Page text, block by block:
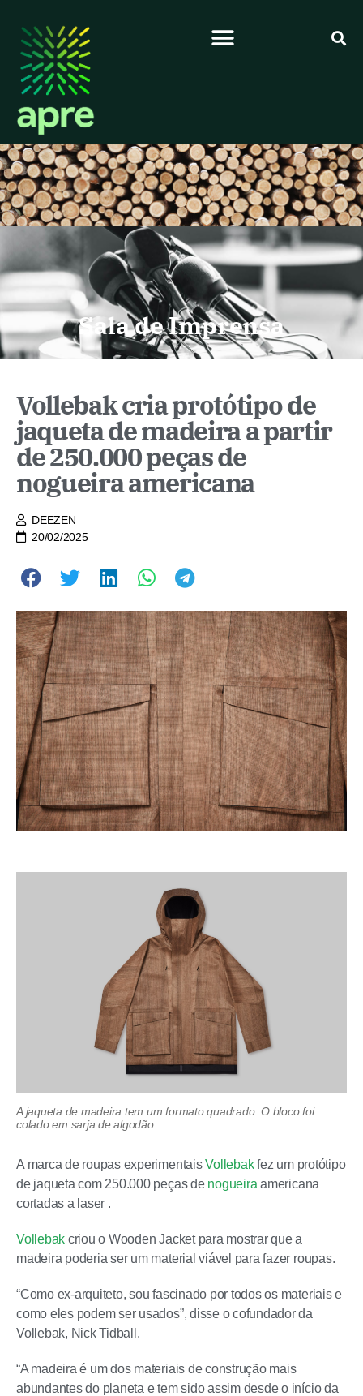
Sala de Imprensa
Vollebak cria protótipo de
jaqueta de madeira a partir
de 250.000 peças de
nogueira americana
DEEZEN
20/02/2025
A jaqueta de madeira tem um formato quadrado. O bloco foi
colado em sarja de algodão.
A marca de roupas experimentaisVollebakfez um protótipo
de jaqueta com 250.000 peças de nogueira americana
cortadas a laser .
Vollebak criou o Wooden Jacket para mostrar que a
madeira poderia ser um material viável para fazer roupas.
“Como ex-arquiteto, sou fascinado por todos os materiais e
como eles podem ser usados”, disse o cofundador da
Vollebak, Nick Tidball.
“A madeira é um dos materiais de construção mais
abundantes do planeta e tem sido assim desde o início da